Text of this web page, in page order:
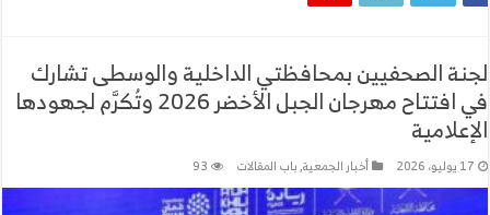
لجنة الصحفيين بمحافظتي الداخلية والوسطى تشارك
في افتتاح مهرجان الجبل الأخضر 2026 وتُكرَّم لجهودها
الإعلامية
17 يوليو، 2026 أخبار الجمعية,باب المقالات 93